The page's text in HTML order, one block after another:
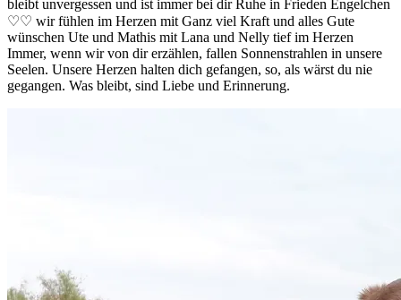
bleibt unvergessen und ist immer bei dir Ruhe in Frieden Engelchen
♡♡ wir fühlen im Herzen mit Ganz viel Kraft und alles Gute
wünschen Ute und Mathis mit Lana und Nelly tief im Herzen
Immer, wenn wir von dir erzählen, fallen Sonnenstrahlen in unsere
Seelen. Unsere Herzen halten dich gefangen, so, als wärst du nie
gegangen. Was bleibt, sind Liebe und Erinnerung.